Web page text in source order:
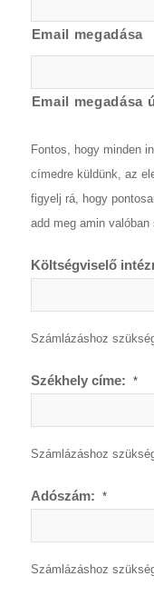
Email megadása
Email megadása
Fontos, hogy minden
címedre küldünk, az
figyelj rá, hogy
add meg amin
Költségviselő
Számlázáshoz
Székhely címe: *
Számlázáshoz
Adószám: *
Számlázáshoz